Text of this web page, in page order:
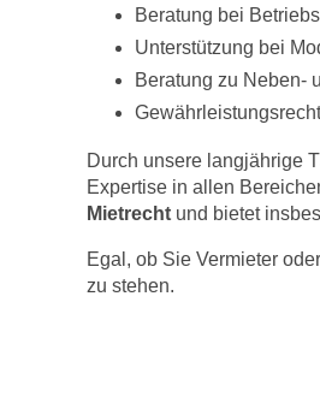
Beratung bei
Unterstützung bei
Beratung zu Neben-
Durch unsere langjährige
Expertise in allen
Mietrecht und bietet
Egal, ob Sie Vermieter
zu stehen.